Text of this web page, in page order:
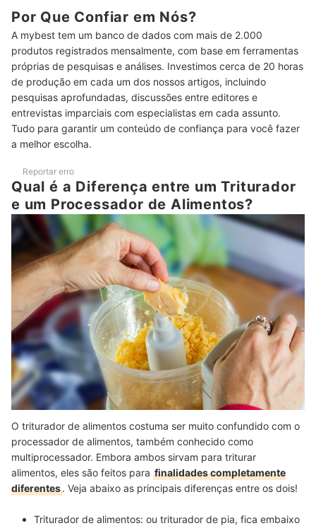
4
Confira os Recursos Extras que Diversificam as
Funcionalidades
Verifique se a Voltagem é Compatível com a sua Rede Elétrica
Top 10 Melhores Trituradores de Alimentos
Confira Mais Vantagens do Uso do Triturador de Alimentos
Veja Também os Melhores Utensílios para Cortar Legumes
Por Que Confiar em Nós?
A mybest tem um banco de dados com mais de 2.000
produtos registrados mensalmente, com base em ferramentas
próprias de pesquisas e análises. Investimos cerca de 20 horas
de produção em cada um dos nossos artigos, incluindo
pesquisas aprofundadas, discussões entre editores e
entrevistas imparciais com especialistas em cada assunto.
Tudo para garantir um conteúdo de confiança para você fazer
a melhor escolha.
Reportar erro
Qual é a Diferença entre um Triturador
e um Processador de Alimentos?
O triturador de alimentos costuma ser muito confundido com o
processador de alimentos, também conhecido como
multiprocessador. Embora ambos sirvam para triturar
alimentos, eles são feitos para finalidades completamente
diferentes. Veja abaixo as principais diferenças entre os dois!
Triturador de alimentos: ou triturador de pia, fica embaixo